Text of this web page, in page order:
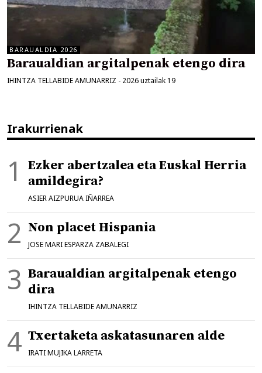
BARAUALDIA 2026
Baraualdian argitalpenak etengo dira
IHINTZA TELLABIDE AMUNARRIZ - 2026 uztailak 19
Irakurrienak
Ezker abertzalea eta Euskal Herria
amildegira?
ASIER AIZPURUA IÑARREA
Non placet Hispania
JOSE MARI ESPARZA ZABALEGI
Baraualdian argitalpenak etengo
dira
IHINTZA TELLABIDE AMUNARRIZ
Txertaketa askatasunaren alde
IRATI MUJIKA LARRETA